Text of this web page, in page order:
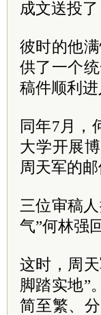
成文送投了
彼时的他
供了一个
稿件顺利进
同年7月，
大学开展
周天军的
三位审稿
气”何林强
这时，周
脚踏实地”
简至繁、